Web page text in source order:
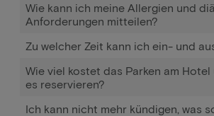
Wie kann ich meine Allergien und
Anforderungen mitteilen?
Zu welcher Zeit kann ich ein- und
Wie viel kostet das Parken am Hotel
es reservieren?
Ich kann nicht mehr kündigen, was